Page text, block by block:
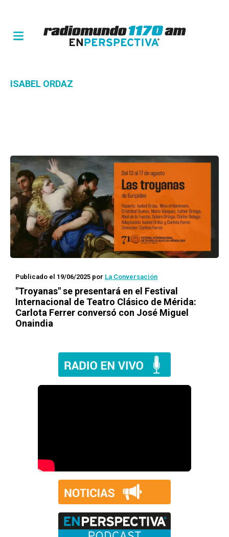
ISABEL ORDAZ
Publicado el 19/06/2025 por La Conversación
"Troyanas" se presentará en el Festival
Internacional de Teatro Clásico de Mérida:
Carlota Ferrer conversó con José Miguel
Onaindia